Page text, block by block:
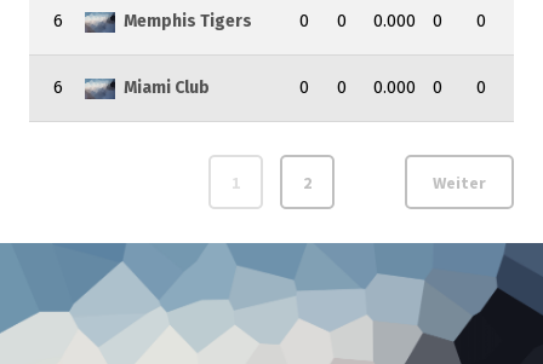
6 Memphis Tigers 0 0 0.000 0 0
6 Miami Club 0 0 0.000 0 0
1 2 Weiter